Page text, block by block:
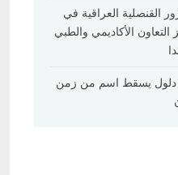
القنصلية العراقية في
التعاون الأكاديمي والطبي
يسقط اسم من زمن